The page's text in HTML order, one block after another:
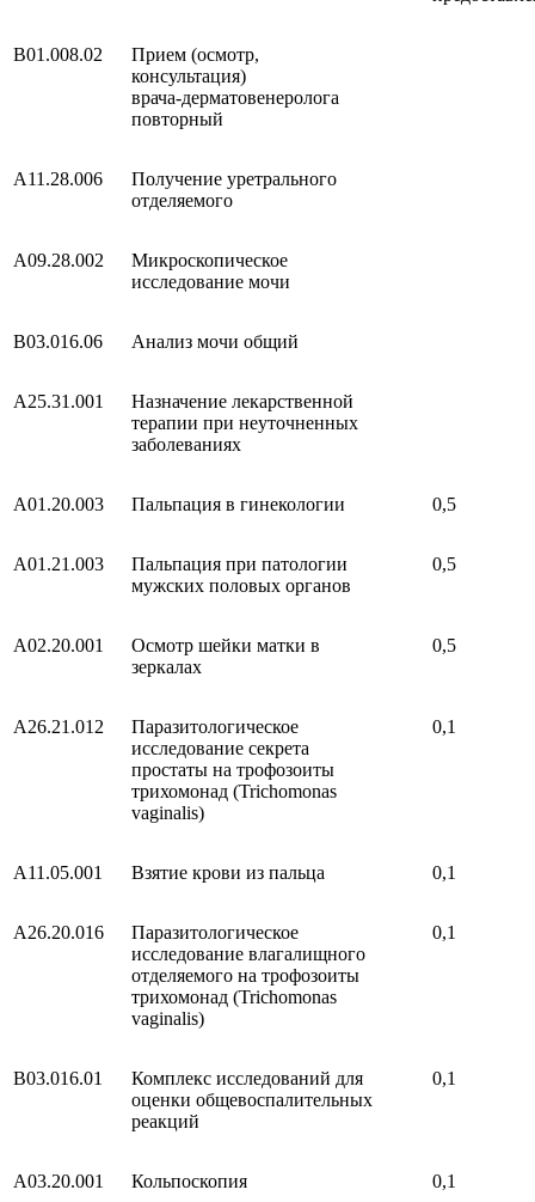
B01.008.02
Прием (осмотр,
консультация)
врача-дерматовенеролога
повторный
A11.28.006
Получение уретрального
отделяемого
A09.28.002
Микроскопическое
исследование мочи
B03.016.06 Анализ мочи общий
A25.31.001
Назначение лекарственной
терапии при неуточненных
заболеваниях
A01.20.003 Пальпация в гинекологии 0,5
A01.21.003
Пальпация при патологии
мужских половых органов
0,5
A02.20.001
Осмотр шейки матки в
зеркалах
0,5
A26.21.012
Паразитологическое
исследование секрета
простаты на трофозоиты
трихомонад (Trichomonas
vaginalis)
0,1
A11.05.001 Взятие крови из пальца 0,1
A26.20.016
Паразитологическое
исследование влагалищного
отделяемого на трофозоиты
трихомонад (Trichomonas
vaginalis)
0,1
B03.016.01
Комплекс исследований для
оценки общевоспалительных
реакций
0,1
A03.20.001 Кольпоскопия 0,1